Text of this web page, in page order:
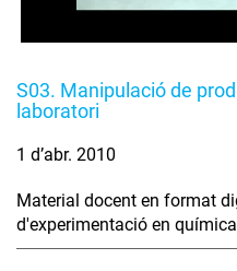
S03. Manipulació de
laboratori
1 d’abr. 2010
Material docent en format
d'experimentació en química